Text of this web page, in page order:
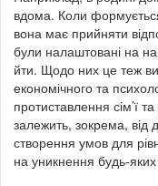
вдома. Коли формується
вона має прийняти
були налаштовані на
йти. Щодо них це теж
економічного та
протиставлення сім’ї
залежить, зокрема, від
створення умов для
на уникнення будь-